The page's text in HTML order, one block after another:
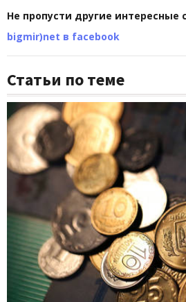
Не пропусти другие интересные
bigmir)net в facebook
Статьи по теме